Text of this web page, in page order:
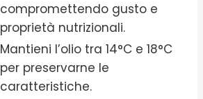
compromettendo gusto e
proprietà nutrizionali.
Mantieni l’olio tra 14°C e 18°C
per preservarne le
caratteristiche.